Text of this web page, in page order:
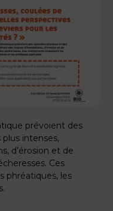
prévoient des
intenses,
d’érosion et de
Ces
phréatiques, les